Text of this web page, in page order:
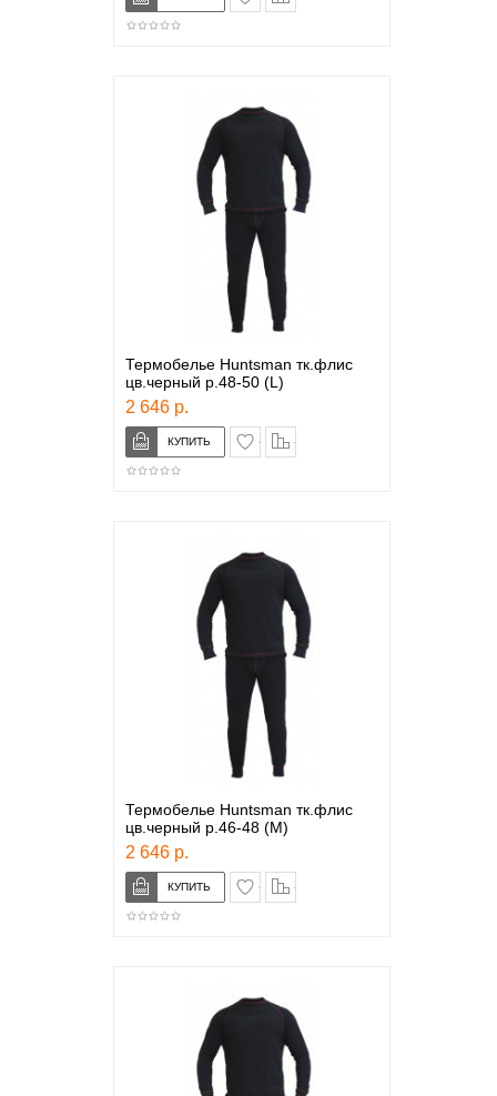
Термобелье Huntsman тк.флис
цв.черный р.48-50 (L)
2 646 р.
в закладки
Термобелье Huntsman тк.флис
цв.черный р.46-48 (M)
2 646 р.
в закладки